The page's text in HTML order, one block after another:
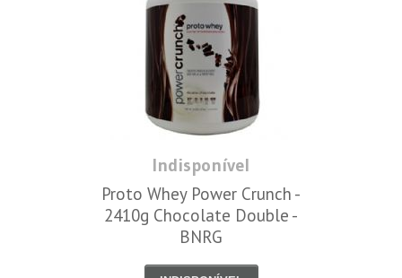
Indisponível
Proto Whey Power Crunch -
2410g Chocolate Double -
BNRG